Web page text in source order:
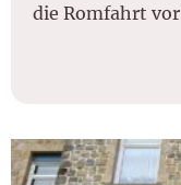
die Romfahrt